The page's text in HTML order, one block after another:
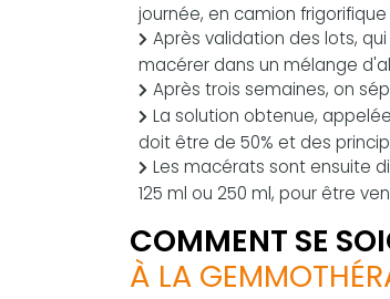
journée, en camion
Après validation des lots,
macérer dans un mélange
Après trois semaines, on
La solution obtenue,
doit être de 50% et des
Les macérats sont ensuite
125 ml ou 250 ml, pour être
COMMENT SE
À LA